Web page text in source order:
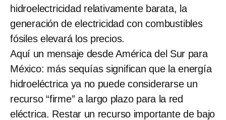
hidroelectricidad relativamente barata, la
generación de electricidad con combustibles
fósiles elevará los precios.
Aquí un mensaje desde América del Sur para
México: más sequías significan que la energía
hidroeléctrica ya no puede considerarse un
recurso “firme” a largo plazo para la red
eléctrica. Restar un recurso importante de bajo